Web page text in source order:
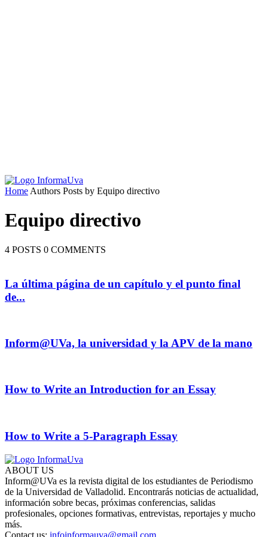
Home Authors Posts by Equipo directivo
Equipo directivo
4 POSTS 0 COMMENTS
La última página de un capítulo y el punto final
de...
Inform@UVa, la universidad y la APV de la mano
How to Write an Introduction for an Essay
How to Write a 5-Paragraph Essay
ABOUT US
Inform@UVa es la revista digital de los estudiantes de Periodismo
de la Universidad de Valladolid. Encontrarás noticias de actualidad,
información sobre becas, próximas conferencias, salidas
profesionales, opciones formativas, entrevistas, reportajes y mucho
más.
Contact us: infoinformauva@gmail.com